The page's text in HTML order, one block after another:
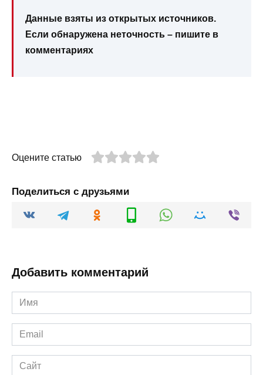
Данные взяты из открытых источников.
Если обнаружена неточность – пишите в
комментариях
Оцените статью
Поделиться с друзьями
Добавить комментарий
Имя
*
Email
*
Сайт